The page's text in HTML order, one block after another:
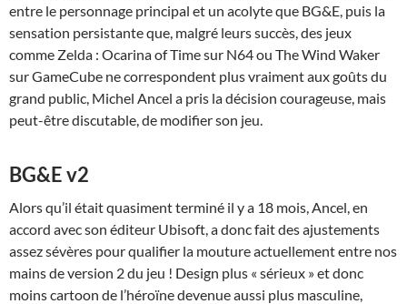
entre le personnage principal et un acolyte que BG&E, puis la
sensation persistante que, malgré leurs succès, des jeux
comme Zelda : Ocarina of Time sur N64 ou The Wind Waker
sur GameCube ne correspondent plus vraiment aux goûts du
grand public, Michel Ancel a pris la décision courageuse, mais
peut-être discutable, de modifier son jeu.
BG&E v2
Alors qu’il était quasiment terminé il y a 18 mois, Ancel, en
accord avec son éditeur Ubisoft, a donc fait des ajustements
assez sévères pour qualifier la mouture actuellement entre nos
mains de version 2 du jeu ! Design plus « sérieux » et donc
moins cartoon de l’héroïne devenue aussi plus masculine,